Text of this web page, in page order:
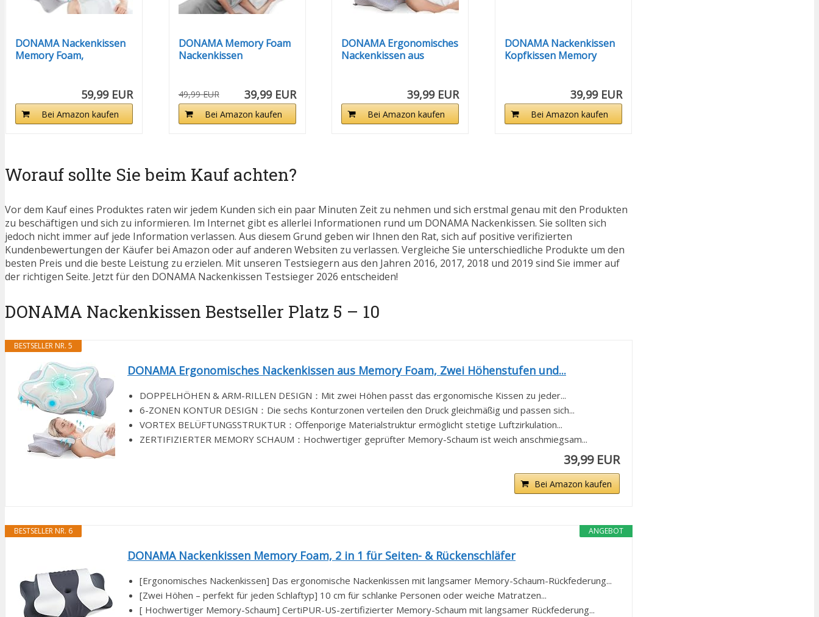
DONAMA Nackenkissen
Memory Foam,
59,99 EUR
Bei Amazon kaufen
DONAMA Memory Foam
Nackenkissen
49,99 EUR 39,99 EUR
Bei Amazon kaufen
DONAMA Ergonomisches
Nackenkissen aus
39,99 EUR
Bei Amazon kaufen
DONAMA Nackenkissen
Kopfkissen Memory
39,99 EUR
Bei Amazon kaufen
Worauf sollte Sie beim Kauf achten?
Vor dem Kauf eines Produktes raten wir jedem Kunden sich ein paar Minuten Zeit zu nehmen und sich erstmal genau mit den Produkten
zu beschäftigen und sich zu informieren. Im Internet gibt es allerlei Informationen rund um DONAMA Nackenkissen. Sie sollten sich
jedoch nicht immer auf jede Information verlassen. Aus diesem Grund geben wir Ihnen den Rat, sich auf positive verifizierten
Kundenbewertungen der Käufer bei Amazon oder auf anderen Websiten zu verlassen. Vergleiche Sie unterschiedliche Produkte um den
besten Preis und die beste Leistung zu erzielen. Mit unseren Testsiegern aus den Jahren 2016, 2017, 2018 und 2019 sind Sie immer auf
der richtigen Seite. Jetzt für den DONAMA Nackenkissen Testsieger 2026 entscheiden!
DONAMA Nackenkissen Bestseller Platz 5 – 10
BESTSELLER NR. 5
DONAMA Ergonomisches Nackenkissen aus Memory Foam, Zwei Höhenstufen und...
DOPPELHÖHEN & ARM-RILLEN DESIGN：Mit zwei Höhen passt das ergonomische Kissen zu jeder...
6-ZONEN KONTUR DESIGN：Die sechs Konturzonen verteilen den Druck gleichmäßig und passen sich...
VORTEX BELÜFTUNGSSTRUKTUR：Offenporige Materialstruktur ermöglicht stetige Luftzirkulation...
ZERTIFIZIERTER MEMORY SCHAUM：Hochwertiger geprüfter Memory-Schaum ist weich anschmiegsam...
39,99 EUR
Bei Amazon kaufen
ANGEBOT
BESTSELLER NR. 6
DONAMA Nackenkissen Memory Foam, 2 in 1 für Seiten- & Rückenschläfer
[Ergonomisches Nackenkissen] Das ergonomische Nackenkissen mit langsamer Memory-Schaum-Rückfederung...
[Zwei Höhen – perfekt für jeden Schlaftyp] 10 cm für schlanke Personen oder weiche Matratzen...
[ Hochwertiger Memory-Schaum] CertiPUR-US-zertifizierter Memory-Schaum mit langsamer Rückfederung...